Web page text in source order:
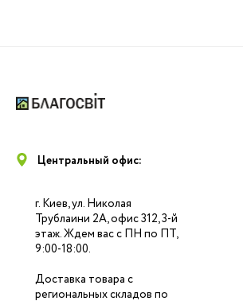
Центральный офис:
г. Киев, ул. Николая
Трублаини 2А, офис 312, 3-й
этаж. Ждем вас с ПН по ПТ,
9:00-18:00.
Доставка товара с
региональных складов по